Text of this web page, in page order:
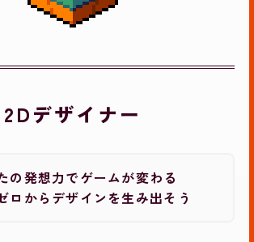
2Dデザイナー
の発想力でゲームが変わる
ロからデザインを生み出そう